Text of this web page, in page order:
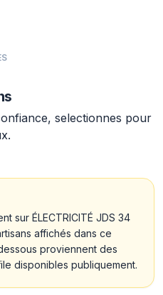
selectionnes pour
sur ÉLECTRICITÉ JDS 34
affichés dans ce
proviennent des
disponibles publiquement.